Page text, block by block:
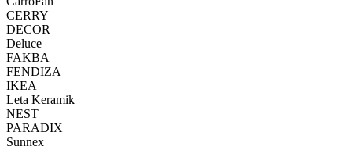
CERRY
DECOR
Deluce
FAKBA
FENDIZA
IKEA
Leta Keramik
NEST
PARADIX
Sunnex